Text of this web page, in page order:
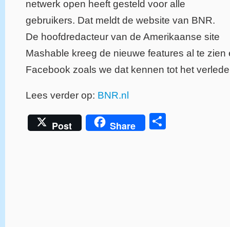
netwerk open heeft gesteld voor alle
gebruikers. Dat meldt de website van BNR.
De hoofdredacteur van de Amerikaanse site
Mashable kreeg de nieuwe features al te zien
Facebook zoals we dat kennen tot het
Lees verder op: BNR.nl
Post Share